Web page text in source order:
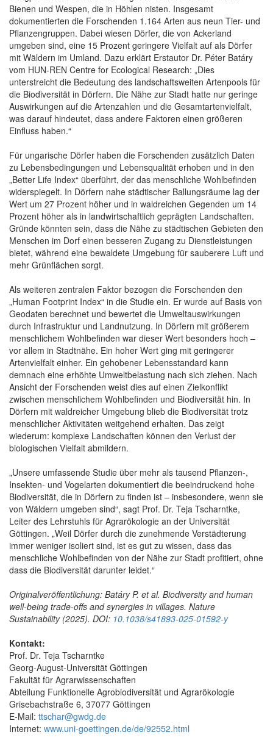
Bienen und Wespen, die in Höhlen nisten. Insgesamt
dokumentierten die Forschenden 1.164 Arten aus neun Tier- und
Pflanzengruppen. Dabei wiesen Dörfer, die von Ackerland
umgeben sind, eine 15 Prozent geringere Vielfalt auf als Dörfer
mit Wäldern im Umland. Dazu erklärt Erstautor Dr. Péter Batáry
vom HUN-REN Centre for Ecological Research: „Dies
unterstreicht die Bedeutung des landschaftsweiten Artenpools für
die Biodiversität in Dörfern. Die Nähe zur Stadt hatte nur geringe
Auswirkungen auf die Artenzahlen und die Gesamtartenvielfalt,
was darauf hindeutet, dass andere Faktoren einen größeren
Einfluss haben.“
Für ungarische Dörfer haben die Forschenden zusätzlich Daten
zu Lebensbedingungen und Lebensqualität erhoben und in den
„Better Life Index“ überführt, der das menschliche Wohlbefinden
widerspiegelt. In Dörfern nahe städtischer Ballungsräume lag der
Wert um 27 Prozent höher und in waldreichen Gegenden um 14
Prozent höher als in landwirtschaftlich geprägten Landschaften.
Gründe könnten sein, dass die Nähe zu städtischen Gebieten den
Menschen im Dorf einen besseren Zugang zu Dienstleistungen
bietet, während eine bewaldete Umgebung für sauberere Luft und
mehr Grünflächen sorgt.
Als weiteren zentralen Faktor bezogen die Forschenden den
„Human Footprint Index“ in die Studie ein. Er wurde auf Basis von
Geodaten berechnet und bewertet die Umweltauswirkungen
durch Infrastruktur und Landnutzung. In Dörfern mit größerem
menschlichem Wohlbefinden war dieser Wert besonders hoch –
vor allem in Stadtnähe. Ein hoher Wert ging mit geringerer
Artenvielfalt einher. Ein gehobener Lebensstandard kann
demnach eine erhöhte Umweltbelastung nach sich ziehen. Nach
Ansicht der Forschenden weist dies auf einen Zielkonflikt
zwischen menschlichem Wohlbefinden und Biodiversität hin. In
Dörfern mit waldreicher Umgebung blieb die Biodiversität trotz
menschlicher Aktivitäten weitgehend erhalten. Das zeigt
wiederum: komplexe Landschaften können den Verlust der
biologischen Vielfalt abmildern.
„Unsere umfassende Studie über mehr als tausend Pflanzen-,
Insekten- und Vogelarten dokumentiert die beeindruckend hohe
Biodiversität, die in Dörfern zu finden ist – insbesondere, wenn sie
von Wäldern umgeben sind“, sagt Prof. Dr. Teja Tscharntke,
Leiter des Lehrstuhls für Agrarökologie an der Universität
Göttingen. „Weil Dörfer durch die zunehmende Verstädterung
immer weniger isoliert sind, ist es gut zu wissen, dass das
menschliche Wohlbefinden von der Nähe zur Stadt profitiert, ohne
dass die Biodiversität darunter leidet.“
Originalveröffentlichung: Batáry P. et al. Biodiversity and human
well-being trade-offs and synergies in villages. Nature
Sustainability (2025). DOI: 10.1038/s41893-025-01592-y
Kontakt:
Prof. Dr. Teja Tscharntke
Georg-August-Universität Göttingen
Fakultät für Agrarwissenschaften
Abteilung Funktionelle Agrobiodiversität und Agrarökologie
Grisebachstraße 6, 37077 Göttingen
E-Mail: ttschar@gwdg.de
Internet: www.uni-goettingen.de/de/92552.html